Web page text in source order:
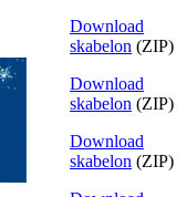
Download
skabelon (ZIP)
Download
skabelon (ZIP)
Download
skabelon (ZIP)